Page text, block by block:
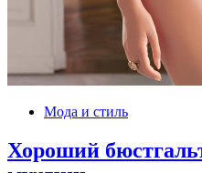
Мода и стиль
Хороший